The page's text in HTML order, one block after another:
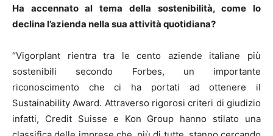
Ha accennato al tema della sostenibilità, come lo
declina l’azienda nella sua attività quotidiana?
“Vigorplant rientra tra le cento aziende italiane più
sostenibili secondo Forbes, un importante
riconoscimento che ci ha portati ad ottenere il
Sustainability Award. Attraverso rigorosi criteri di giudizio
infatti, Credit Suisse e Kon Group hanno stilato una